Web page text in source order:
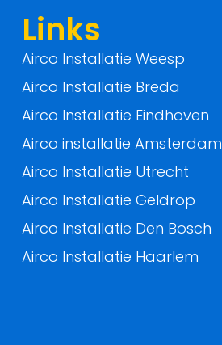
Links
Airco Installatie Weesp
Airco Installatie Breda
Airco Installatie Eindhoven
Airco installatie Amsterdam
Airco Installatie Utrecht
Airco Installatie Geldrop
Airco Installatie Den Bosch
Airco Installatie Haarlem